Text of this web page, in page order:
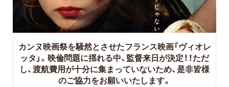
カンヌ映画祭を騒然とさせたフランス映画「ヴィオレ
ッタ」。映倫問題に揺れる中、監督来日が決定！！ただ
し、渡航費用が十分に集まっていないため、是非皆様
のご協力をお願いいたします。